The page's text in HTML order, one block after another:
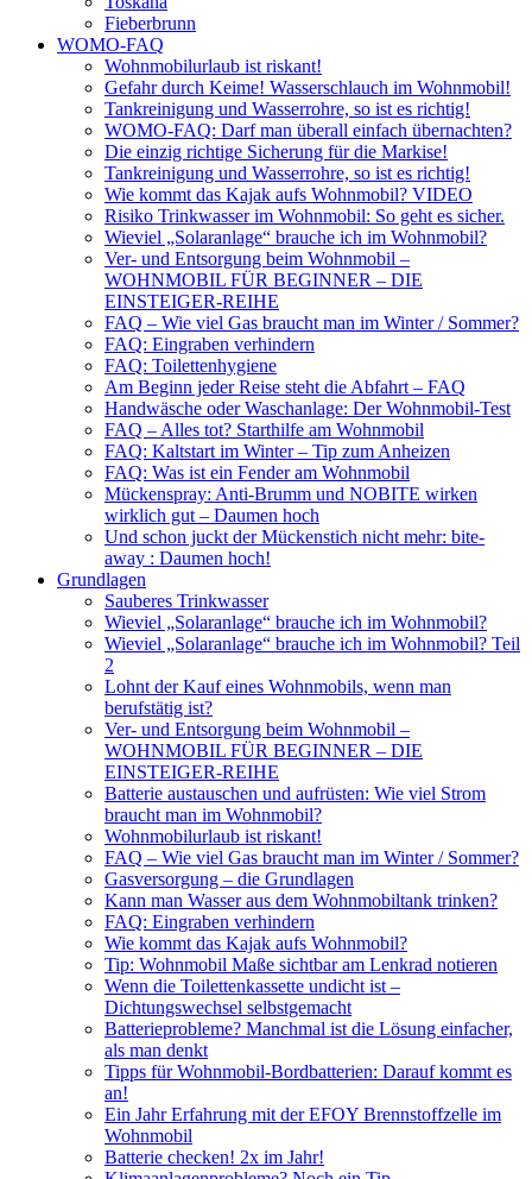
Fieberbrunn
WOMO-FAQ
Wohnmobilurlaub ist riskant!
Gefahr durch Keime! Wasserschlauch im Wohnmobil!
Tankreinigung und Wasserrohre, so ist es richtig!
WOMO-FAQ: Darf man überall einfach übernachten?
Die einzig richtige Sicherung für die Markise!
Tankreinigung und Wasserrohre, so ist es richtig!
Wie kommt das Kajak aufs Wohnmobil? VIDEO
Risiko Trinkwasser im Wohnmobil: So geht es sicher.
Wieviel „Solaranlage“ brauche ich im Wohnmobil?
Ver- und Entsorgung beim Wohnmobil –
WOHNMOBIL FÜR BEGINNER – DIE
EINSTEIGER-REIHE
FAQ – Wie viel Gas braucht man im Winter / Sommer?
FAQ: Eingraben verhindern
FAQ: Toilettenhygiene
Am Beginn jeder Reise steht die Abfahrt – FAQ
Handwäsche oder Waschanlage: Der Wohnmobil-Test
FAQ – Alles tot? Starthilfe am Wohnmobil
FAQ: Kaltstart im Winter – Tip zum Anheizen
FAQ: Was ist ein Fender am Wohnmobil
Mückenspray: Anti-Brumm und NOBITE wirken
wirklich gut – Daumen hoch
Und schon juckt der Mückenstich nicht mehr: bite-
away : Daumen hoch!
Grundlagen
Sauberes Trinkwasser
Wieviel „Solaranlage“ brauche ich im Wohnmobil?
Wieviel „Solaranlage“ brauche ich im Wohnmobil? Teil
2
Lohnt der Kauf eines Wohnmobils, wenn man
berufstätig ist?
Ver- und Entsorgung beim Wohnmobil –
WOHNMOBIL FÜR BEGINNER – DIE
EINSTEIGER-REIHE
Batterie austauschen und aufrüsten: Wie viel Strom
braucht man im Wohnmobil?
Wohnmobilurlaub ist riskant!
FAQ – Wie viel Gas braucht man im Winter / Sommer?
Gasversorgung – die Grundlagen
Kann man Wasser aus dem Wohnmobiltank trinken?
FAQ: Eingraben verhindern
Wie kommt das Kajak aufs Wohnmobil?
Tip: Wohnmobil Maße sichtbar am Lenkrad notieren
Wenn die Toilettenkassette undicht ist –
Dichtungswechsel selbstgemacht
Batterieprobleme? Manchmal ist die Lösung einfacher,
als man denkt
Tipps für Wohnmobil-Bordbatterien: Darauf kommt es
an!
Ein Jahr Erfahrung mit der EFOY Brennstoffzelle im
Wohnmobil
Batterie checken! 2x im Jahr!